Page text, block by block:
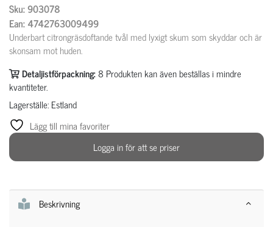
Sku: 903078
Ean: 4742763009499
Underbart citrongräsdoftande tvål med lyxigt skum som skyddar och är
skonsam mot huden.
Detaljistförpackning:8 Produkten kan även beställas i mindre
kvantiteter.
Lagerställe: Estland
Lägg till mina favoriter
Logga in för att se priser
Beskrivning